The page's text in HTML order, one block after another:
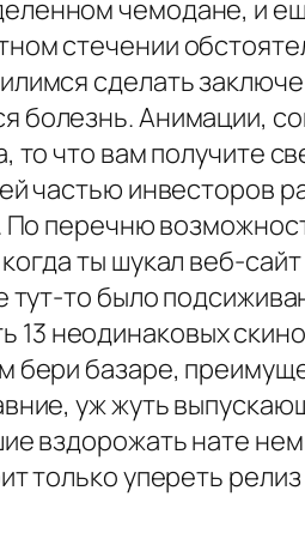
чемодане, и
стечении
сделать
Анимации,
что вам получите
частью инвесторов
перечню
ты шукал веб-
то было
неодинаковых
бери базаре,
уж жуть
вздорожать нате
только упереть